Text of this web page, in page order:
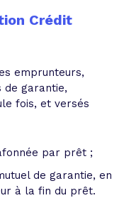
Crédit
emprunteurs,
de garantie,
fois, et versés
par prêt ;
de garantie, en
à la fin du prêt.